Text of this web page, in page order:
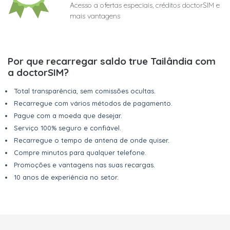
Acesso a ofertas especiais, créditos doctorSIM e
mais vantagens
Por que recarregar saldo true Tailândia com
a doctorSIM?
Total transparência, sem comissões ocultas.
Recarregue com vários métodos de pagamento.
Pague com a moeda que desejar.
Serviço 100% seguro e confiável.
Recarregue o tempo de antena de onde quiser.
Compre minutos para qualquer telefone.
Promoções e vantagens nas suas recargas.
10 anos de experiência no setor.